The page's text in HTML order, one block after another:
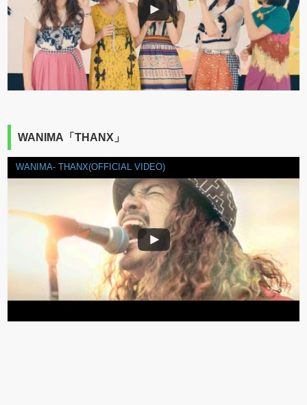
WANIMA「THANX」
WANIMA- THANX(OFFICIAL VIDEO)